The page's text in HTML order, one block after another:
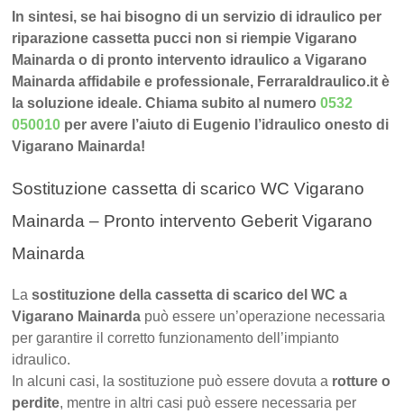
In sintesi, se hai bisogno di un servizio di idraulico per
riparazione cassetta pucci non si riempie Vigarano
Mainarda o di pronto intervento idraulico a Vigarano
Mainarda affidabile e professionale, FerraraIdraulico.it è
la soluzione ideale. Chiama subito al numero0532
050010 per avere l’aiuto di Eugenio l’idraulico onesto di
Vigarano Mainarda!
Sostituzione cassetta di scarico WC Vigarano
Mainarda – Pronto intervento Geberit Vigarano
Mainarda
Lasostituzione della cassetta di scarico del WC a
Vigarano Mainarda può essere un’operazione necessaria
per garantire il corretto funzionamento dell’impianto
idraulico.
In alcuni casi, la sostituzione può essere dovuta a rotture o
perdite, mentre in altri casi può essere necessaria per